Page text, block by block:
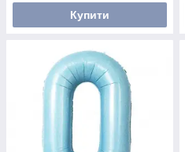
Купити